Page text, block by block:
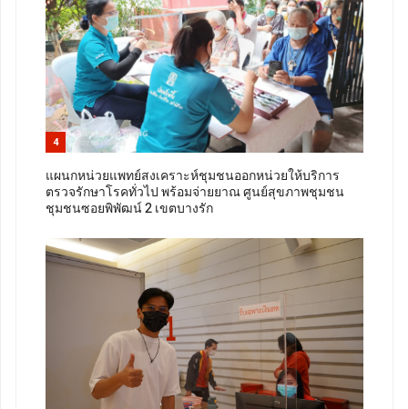
4
แผนกหน่วยแพทย์สงเคราะห์ชุมชนออกหน่วยให้บริการ
ตรวจรักษาโรคทั่วไป พร้อมจ่ายยาณ ศูนย์สุขภาพชุมชน
ชุมชนซอยพิพัฒน์ 2 เขตบางรัก